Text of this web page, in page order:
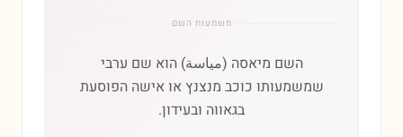
משמעות השם
השם מיאסה (مياسة) הוא שם ערבי
שמשמעותו כוכב מנצנץ או אישה הפוסעת
בגאווה ובעידון.